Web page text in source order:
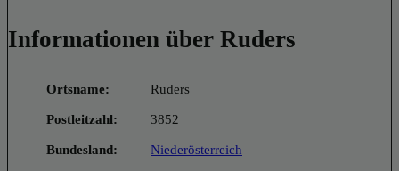
Informationen über Ruders
Ortsname: Ruders
Postleitzahl: 3852
Bundesland: Niederösterreich